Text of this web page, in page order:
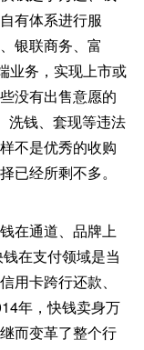
有体系进行服
银联商务、富
业务，实现上市或
没有出售意愿的
洗钱、套现等违法
不是优秀的收购
已经所剩不多。
在通道、品牌上
在支付领域是当
用卡跨行还款、
年，快钱卖身万
而变革了整个行